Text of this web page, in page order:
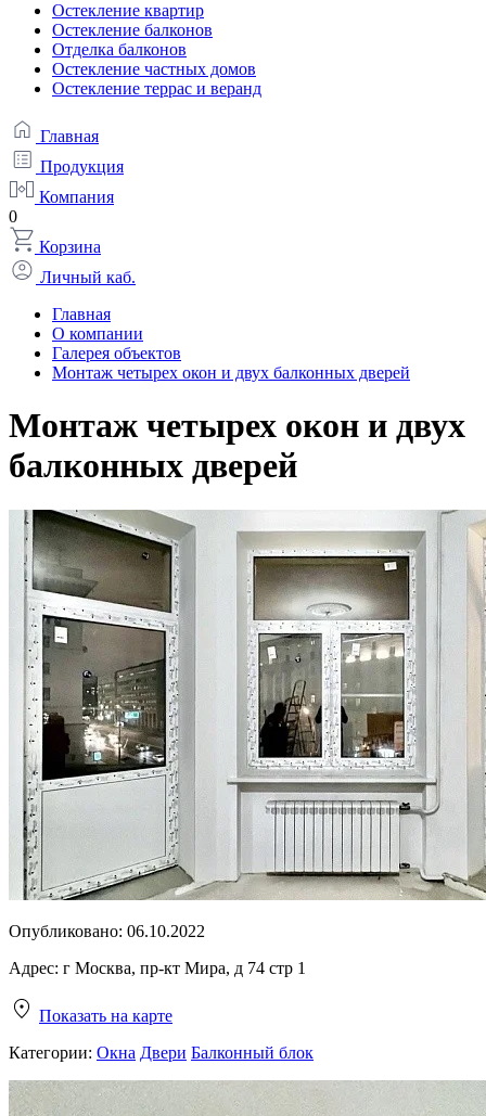
Остекление квартир
Остекление балконов
Отделка балконов
Остекление частных домов
Остекление террас и веранд
Главная
Продукция
Компания
0
Корзина
Личный каб.
Главная
О компании
Галерея объектов
Монтаж четырех окон и двух балконных дверей
Монтаж четырех окон и двух
балконных дверей
Опубликовано: 06.10.2022
Адрес: г Москва, пр-кт Мира, д 74 стр 1
Показать на карте
Категории: Окна Двери Балконный блок